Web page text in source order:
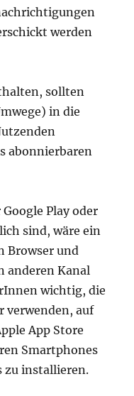
werden
sollten
in die
abonnierbaren
Play oder
sind, wäre ein
Browser und
anderen Kanal
wichtig, die
verwenden, auf
App Store
Smartphones
zu installieren.